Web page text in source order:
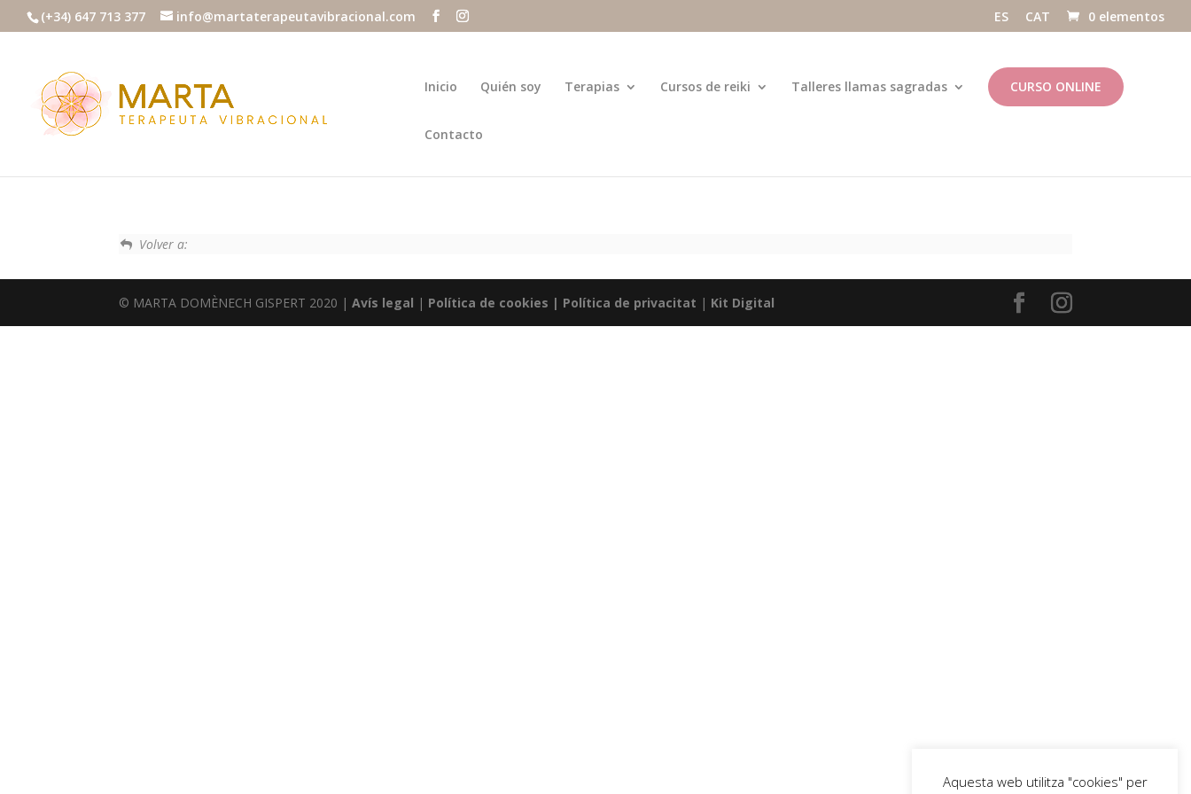
(+34) 647 713 377 info@martaterapeutavibracional.com ES CAT 0 elementos
Inicio Quién soy Terapias Cursos de reiki Talleres llamas sagradas CURSO ONLINE
Contacto
Volver a:
© MARTA DOMÈNECH GISPERT 2020 |Avís legal | Política de cookies | Política de privacitat | Kit Digital
Aquesta web utilitza "cookies" per